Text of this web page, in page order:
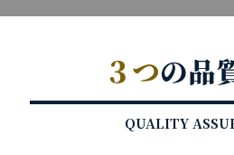
３つの品
QUALITY